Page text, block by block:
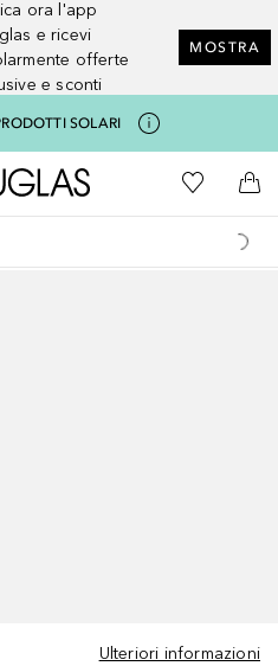
ora l'app
e ricevi
offerte
e sconti
MOSTRA
SOLARI
A Douglas HomeAlla Mia
Al
Ulteriori informazioni